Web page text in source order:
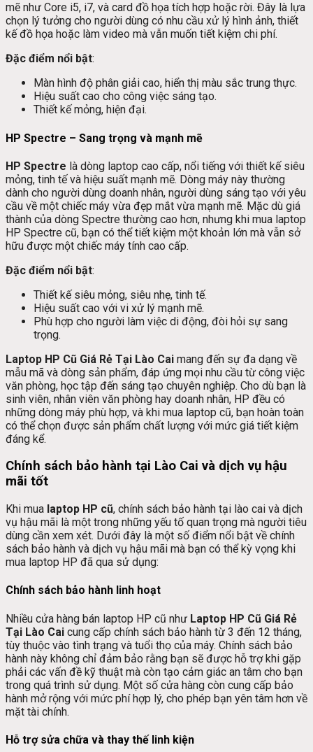
mẽ như Core i5, i7, và card đồ họa tích hợp hoặc rời. Đây là lựa
chọn lý tưởng cho người dùng có nhu cầu xử lý hình ảnh, thiết
kế đồ họa hoặc làm video mà vẫn muốn tiết kiệm chi phí.
Đặc điểm nổi bật:
Màn hình độ phân giải cao, hiển thị màu sắc trung thực.
Hiệu suất cao cho công việc sáng tạo.
Thiết kế mỏng, hiện đại.
HP Spectre – Sang trọng và mạnh mẽ
HP Spectre là dòng laptop cao cấp, nổi tiếng với thiết kế siêu
mỏng, tinh tế và hiệu suất mạnh mẽ. Dòng máy này thường
dành cho người dùng doanh nhân, người dùng sáng tạo với yêu
cầu về một chiếc máy vừa đẹp mắt vừa mạnh mẽ. Mặc dù giá
thành của dòng Spectre thường cao hơn, nhưng khi mua laptop
HP Spectre cũ, bạn có thể tiết kiệm một khoản lớn mà vẫn sở
hữu được một chiếc máy tính cao cấp.
Đặc điểm nổi bật:
Thiết kế siêu mỏng, siêu nhẹ, tinh tế.
Hiệu suất cao với vi xử lý mạnh mẽ.
Phù hợp cho người làm việc di động, đòi hỏi sự sang
trọng.
Laptop HP Cũ Giá Rẻ Tại Lào Cai mang đến sự đa dạng về
mẫu mã và dòng sản phẩm, đáp ứng mọi nhu cầu từ công việc
văn phòng, học tập đến sáng tạo chuyên nghiệp. Cho dù bạn là
sinh viên, nhân viên văn phòng hay doanh nhân, HP đều có
những dòng máy phù hợp, và khi mua laptop cũ, bạn hoàn toàn
có thể chọn được sản phẩm chất lượng với mức giá tiết kiệm
đáng kể.
Chính sách bảo hành tại Lào Cai và dịch vụ hậu
mãi tốt
Khi mua laptop HP cũ, chính sách bảo hành tại lào cai và dịch
vụ hậu mãi là một trong những yếu tố quan trọng mà người tiêu
dùng cần xem xét. Dưới đây là một số điểm nổi bật về chính
sách bảo hành và dịch vụ hậu mãi mà bạn có thể kỳ vọng khi
mua laptop HP đã qua sử dụng:
Chính sách bảo hành linh hoạt
Nhiều cửa hàng bán laptop HP cũ như Laptop HP Cũ Giá Rẻ
Tại Lào Cai cung cấp chính sách bảo hành từ 3 đến 12 tháng,
tùy thuộc vào tình trạng và tuổi thọ của máy. Chính sách bảo
hành này không chỉ đảm bảo rằng bạn sẽ được hỗ trợ khi gặp
phải các vấn đề kỹ thuật mà còn tạo cảm giác an tâm cho bạn
trong quá trình sử dụng. Một số cửa hàng còn cung cấp bảo
hành mở rộng với mức phí hợp lý, cho phép bạn yên tâm hơn về
mặt tài chính.
Hỗ trợ sửa chữa và thay thế linh kiện